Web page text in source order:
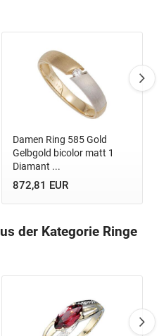
Damen Ring 585 Gold
Gelbgold bicolor matt 1
Diamant ...
872,81 EUR
der Kategorie Ringe